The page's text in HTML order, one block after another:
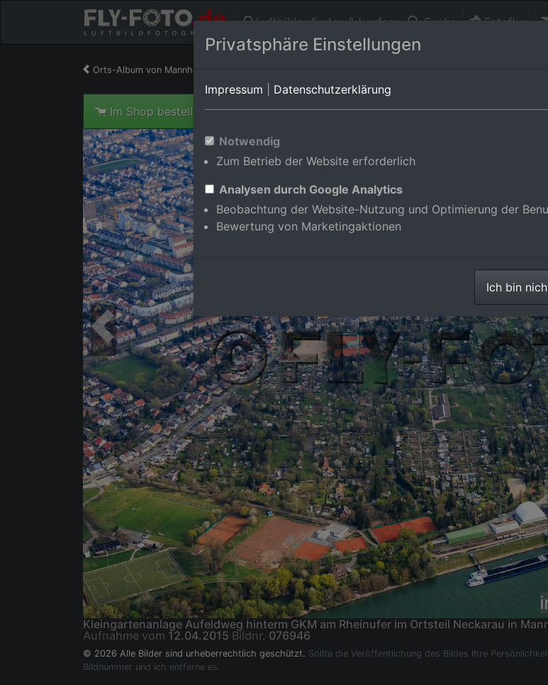
Luftbilder finden & kaufen Suche Fotoflug
Orts-Album von Mannheim/Neckarau
Im Shop bestellen
Kleingartenanlage Aufeldweg hinterm GKM am Rheinufer im Ortsteil Neckarau in
Aufnahme vom 12.04.2015 Bildnr. 076946
© 2026 Alle Bilder sind urheberrechtlich geschützt. Sollte die Veröffentlichung des Bildes Ihre
Bildnummer und ich entferne es.
Privatsphäre Einstellungen
Impressum Datenschutzerklärung
Notwendig
Zum Betrieb der Website erforderlich
Analysen durch Google Analytics
Beobachtung der Website-Nutzung und Optimierung der
Bewertung von Marketingaktionen
Ich bin